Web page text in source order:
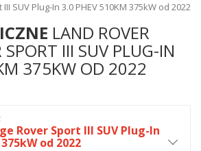
Plug-In 3.0 PHEV 510KM 375kW od 2022
LAND ROVER
SPORT III SUV PLUG-IN
375KW OD 2022
Rover Sport III SUV Plug-In
od 2022